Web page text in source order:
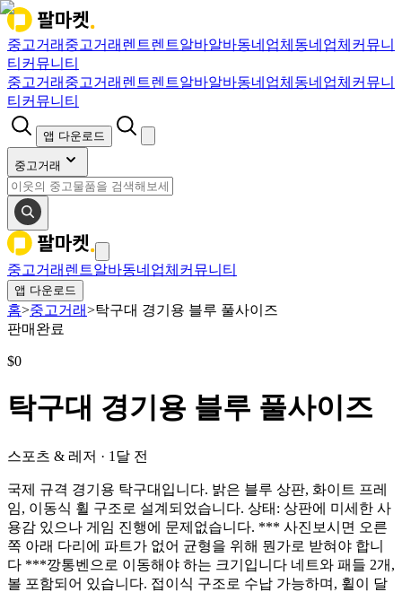
중고거래 중고거래 렌트렌트알바알바동네업체 동네업체 커뮤니
티 커뮤니티
중고거래 중고거래 렌트렌트알바알바동네업체 동네업체 커뮤니
티 커뮤니티
앱 다운로드
중고거래
중고거래 렌트알바동네업체 커뮤니티
앱 다운로드
홈>중고거래>탁구대 경기용 블루 풀사이즈
판매완료
$0
탁구대 경기용 블루 풀사이즈
스포츠 & 레저 · 1달 전
국제 규격 경기용 탁구대입니다. 밝은 블루 상판, 화이트 프레
임, 이동식 휠 구조로 설계되었습니다. 상태: 상판에 미세한 사
용감 있으나 게임 진행에 문제없습니다. *** 사진보시면 오른
쪽 아래 다리에 파트가 없어 균형을 위해 뭔가로 받혀야 합니
다 ***깡통벤으로 이동해야 하는 크기입니다 네트와 패들 2개,
볼 포함되어 있습니다. 접이식 구조로 수납 가능하며, 휠이 달